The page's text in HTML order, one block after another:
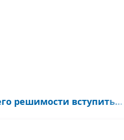
решимости вступить...